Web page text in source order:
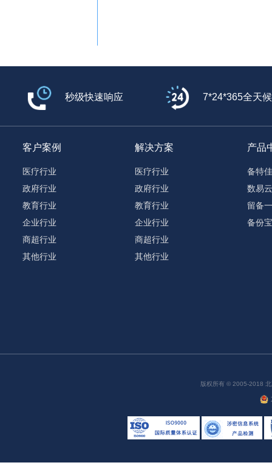
秒级快速响应 7*24*365全天
客户案例
医疗行业
政府行业
教育行业
企业行业
商超行业
其他行业
解决方案
医疗行业
政府行业
教育行业
企业行业
商超行业
其他行业
产品
备特佳
数易
留备
备份宝
版权所有 © 2005-2018